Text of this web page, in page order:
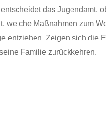
das Jugendamt,
welche Maßnahmen zum
entziehen. Zeigen sich die
Familie zurückkehren.